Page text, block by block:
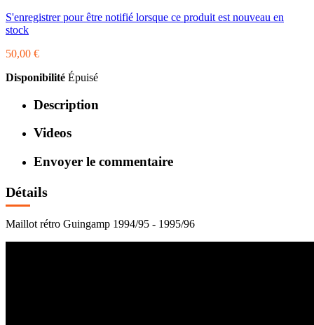
S'enregistrer pour être notifié lorsque ce produit est nouveau en
stock
50,00 €
Disponibilité Épuisé
Description
Videos
Envoyer le commentaire
Détails
Maillot rétro Guingamp 1994/95 - 1995/96